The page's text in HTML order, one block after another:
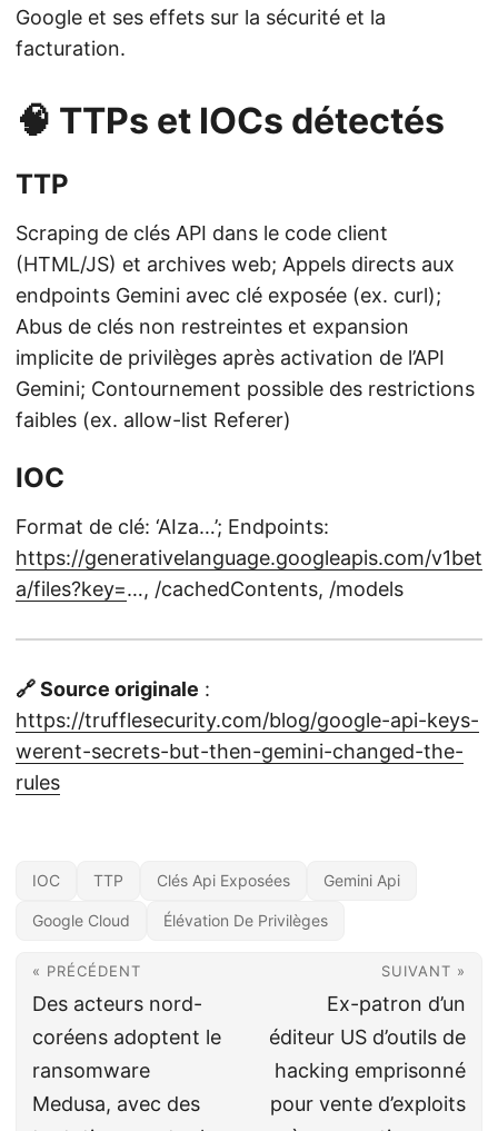
Google et ses effets sur la sécurité et la
facturation.
🧠 TTPs et IOCs détectés
TTP
Scraping de clés API dans le code client
(HTML/JS) et archives web; Appels directs aux
endpoints Gemini avec clé exposée (ex. curl);
Abus de clés non restreintes et expansion
implicite de privilèges après activation de l’API
Gemini; Contournement possible des restrictions
faibles (ex. allow-list Referer)
IOC
Format de clé: ‘AIza…’; Endpoints:
https://generativelanguage.googleapis.com/v1bet
a/files?key=…, /cachedContents, /models
🔗 Source originale :
https://trufflesecurity.com/blog/google-api-keys-
werent-secrets-but-then-gemini-changed-the-
rules
IOC TTP Clés Api Exposées Gemini Api
Google Cloud Élévation De Privilèges
« PRÉCÉDENT
Des acteurs nord-
coréens adoptent le
ransomware
Medusa, avec des
SUIVANT »
Ex-patron d’un
éditeur US d’outils de
hacking emprisonné
pour vente d’exploits